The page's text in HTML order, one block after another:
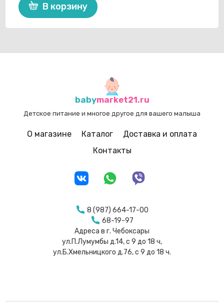
В корзину
babymarket21.ru
Детское питание и многое другое для вашего малыша
О магазине Каталог
Доставка и оплата
Контакты
8 (987) 664-17-00
68-19-97
Адреса в г. Чебоксары
ул.П.Лумумбы д.14, с 9 до 18 ч,
ул.Б.Хмельницкого д.76, с 9 до 18 ч.